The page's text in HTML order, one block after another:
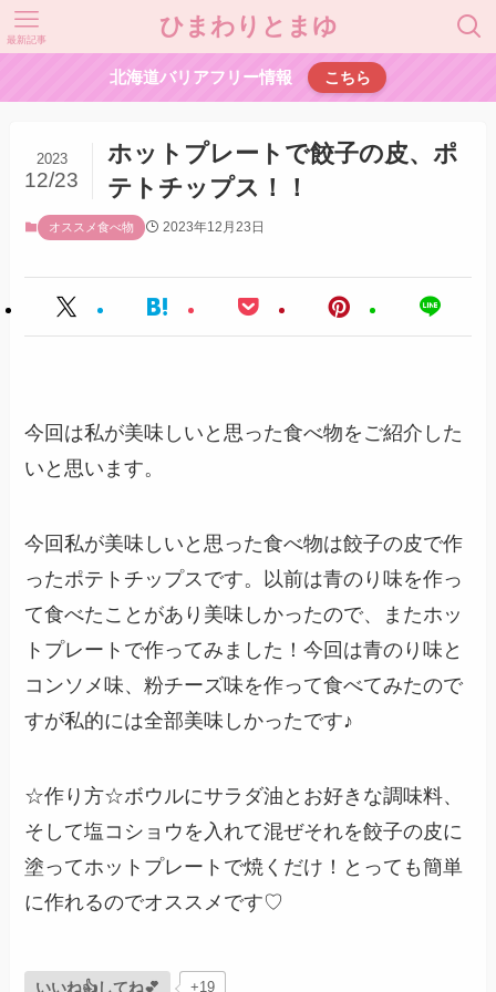
ひまわりとまゆ
最新記事
北海道バリアフリー情報 こちら
ホットプレートで餃子の皮、ポ
テトチップス！！
2023
12/23
オススメ食べ物 2023年12月23日
今回は私が美味しいと思った食べ物をご紹介した
いと思います。
今回私が美味しいと思った食べ物は餃子の皮で作
ったポテトチップスです。以前は青のり味を作っ
て食べたことがあり美味しかったので、またホッ
トプレートで作ってみました！今回は青のり味と
コンソメ味、粉チーズ味を作って食べてみたので
すが私的には全部美味しかったです♪
☆作り方☆ボウルにサラダ油とお好きな調味料、
そして塩コショウを入れて混ぜそれを餃子の皮に
塗ってホットプレートで焼くだけ！とっても簡単
に作れるのでオススメです♡
いいね👍してね💕 +19